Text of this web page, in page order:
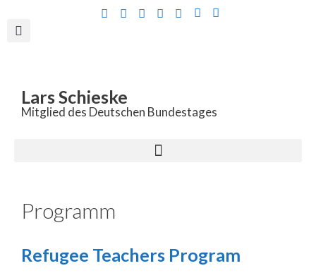
Lars Schieske
Mitglied des Deutschen Bundestages
Programm
Refugee Teachers Program